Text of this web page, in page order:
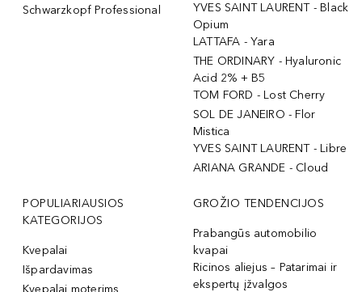
Schwarzkopf Professional
YVES SAINT LAURENT - Black
Opium
LATTAFA - Yara
THE ORDINARY - Hyaluronic
Acid 2% + B5
TOM FORD - Lost Cherry
SOL DE JANEIRO - Flor
Mistica
YVES SAINT LAURENT - Libre
ARIANA GRANDE - Cloud
POPULIARIAUSIOS
KATEGORIJOS
Kvepalai
Išpardavimas
GROŽIO TENDENCIJOS
Prabangūs automobilio
kvapai
Ricinos aliejus – Patarimai ir
ekspertų įžvalgos